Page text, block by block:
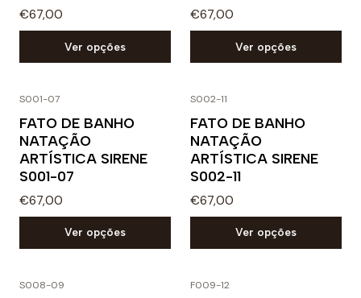
€67,00
Ver opções
€67,00
Ver opções
S001-07
FATO DE BANHO
NATAÇÃO
ARTÍSTICA SIRENE
S001-07
€67,00
Ver opções
S002-11
FATO DE BANHO
NATAÇÃO
ARTÍSTICA SIRENE
S002-11
€67,00
Ver opções
S008-09 F009-12